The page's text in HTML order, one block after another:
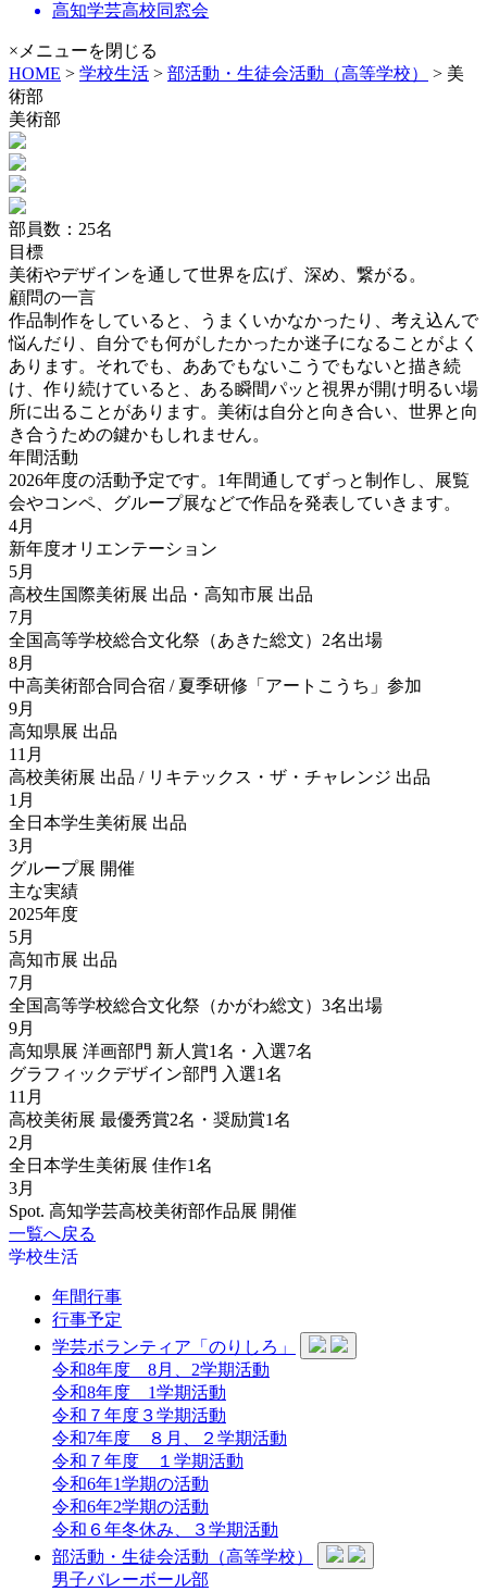
高知学芸高校同窓会
×メニューを閉じる
HOME > 学校生活 > 部活動・生徒会活動（高等学校）
> 美
術部
美術部
部員数：25名
目標
美術やデザインを通して世界を広げ、深め、繋がる。
顧問の一言
作品制作をしていると、うまくいかなかったり、考え込んで
悩んだり、自分でも何がしたかったか迷子になることがよく
あります。それでも、ああでもないこうでもないと描き続
け、作り続けていると、ある瞬間パッと視界が開け明るい場
所に出ることがあります。美術は自分と向き合い、世界と向
き合うための鍵かもしれません。
年間活動
2026年度の活動予定です。1年間通してずっと制作し、展覧
会やコンペ、グループ展などで作品を発表していきます。
4月
新年度オリエンテーション
5月
高校生国際美術展 出品・高知市展 出品
7月
全国高等学校総合文化祭（あきた総文）2名出場
8月
中高美術部合同合宿 / 夏季研修「アートこうち」参加
9月
高知県展 出品
11月
高校美術展 出品 / リキテックス・ザ・チャレンジ 出品
1月
全日本学生美術展 出品
3月
グループ展 開催
主な実績
2025年度
5月
高知市展 出品
7月
全国高等学校総合文化祭（かがわ総文）3名出場
9月
高知県展 洋画部門 新人賞1名・入選7名
グラフィックデザイン部門 入選1名
11月
高校美術展 最優秀賞2名・奨励賞1名
2月
全日本学生美術展 佳作1名
3月
Spot. 高知学芸高校美術部作品展 開催
一覧へ戻る
学校生活
年間行事
行事予定
学芸ボランティア「のりしろ」
令和8年度 8月、2学期活動
令和8年度 1学期活動
令和７年度３学期活動
令和7年度 ８月、２学期活動
令和７年度 １学期活動
令和6年1学期の活動
令和6年2学期の活動
令和６年冬休み、３学期活動
部活動・生徒会活動（高等学校）
男子バレーボール部